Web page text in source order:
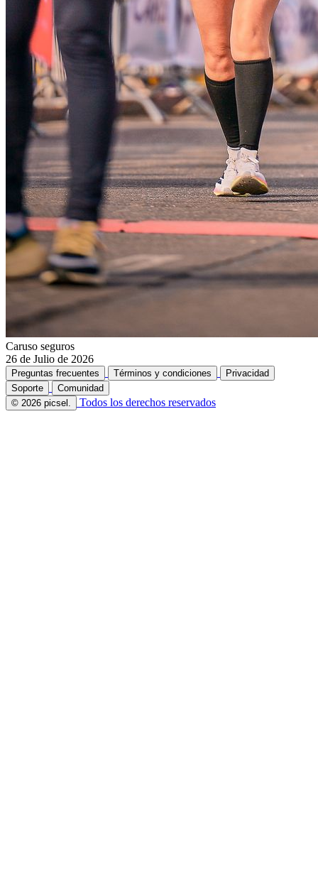
Caruso seguros
26 de Julio de 2026
Preguntas frecuentes Términos y condiciones
Privacidad
Soporte
Comunidad
© 2026 picsel.
Todos los derechos reservados